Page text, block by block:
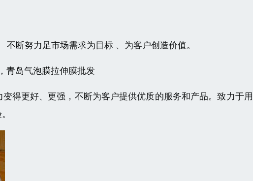
断努力足市场需求为目标 、为客户创造价值。
青岛气泡膜拉伸膜批发
得更好、更强，不断为客户提供优质的服务和产品。致力于